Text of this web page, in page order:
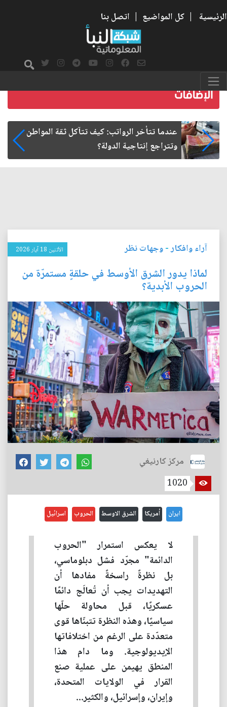
الرئيسية | كل المواضيع | اتصل بنا
صمت الطريق بعد الأربعين
آراء وافكار-وجهات نظر الأثنين 18 آيار 2026
لماذا يدور الشرق الأوسط في حلقةٍ مستمرّة من
الحروب الأبدية؟
مركز كارنيغي
1020
ايران أمريكا الشرق الاوسط الحروب اسرائيل
لا يعكس استمرار "الحروب
الدائمة" مجرّد فشل دبلوماسي،
بل نظرةً راسخةً مفادها أن
التهديدات يجب أن تُعالَج دائمًا
عسكريًا، قبل محاولة حلّها
سياسيًا، وهذه النظرة تتبنّاها قوى
متعدّدة على الرغم من اختلافاتها
الإيديولوجية. وما دام هذا
المنطق يهيمن على عملية صنع
القرار في الولايات المتحدة،
وإيران، وإسرائيل، والكثير...